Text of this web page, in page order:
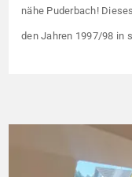
nähe Puderbach!
den Jahren 1997/98 in
Grundstück (keine